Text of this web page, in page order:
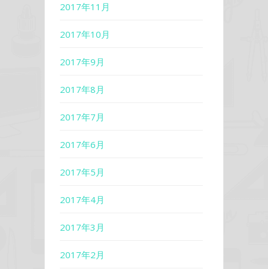
2017年11月
2017年10月
2017年9月
2017年8月
2017年7月
2017年6月
2017年5月
2017年4月
2017年3月
2017年2月